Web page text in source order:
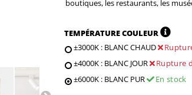
boutiques, les restaurants, les
TEMPÉRATURE COULEUR
±3000K : BLANC CHAUD
±4000K : BLANC JOUR
Rupture
±6000K : BLANC PUR
En stock